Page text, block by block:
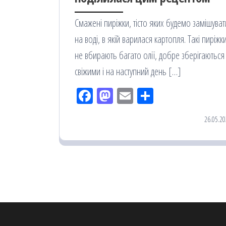
Смажені пиріжки, тісто яких будемо
на воді, в якій варилася картопля. Такі пиріжки
не вбирають багато олії, добре зберігаються
свіжими і на наступний день […]
Fac
k
M
on
Em
ис